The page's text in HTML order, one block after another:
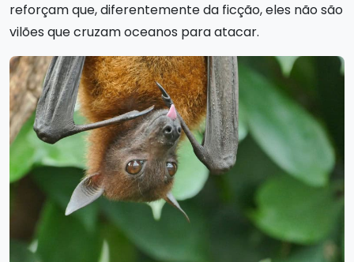
reforçam que, diferentemente da ficção, eles não são
vilões que cruzam oceanos para atacar.